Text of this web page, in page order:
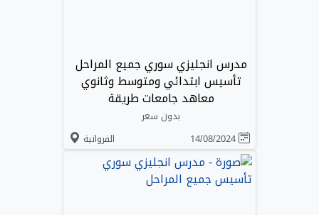
مدرس انجليزي سوري جميع المراحل
تأسيس ابتدائي ومتوسط وثانوي
معاهد جامعات طريقة
بدون سعر
الفروانية